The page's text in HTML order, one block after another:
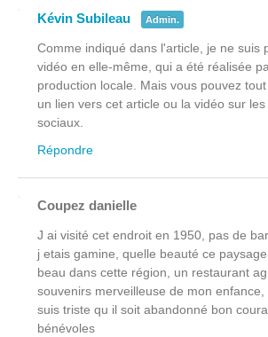
Kévin Subileau Admin.
Comme indiqué dans l'article, je ne suis
vidéo en elle-même, qui a été réalisée
production locale. Mais vous pouvez
un lien vers cet article ou la vidéo sur
sociaux.
Répondre
Coupez danielle
J ai visité cet endroit en 1950, pas de
j etais gamine, quelle beauté ce
beau dans cette région, un restaurant
souvenirs merveilleuse de mon enfance,
suis triste qu il soit abandonné bon
bénévoles